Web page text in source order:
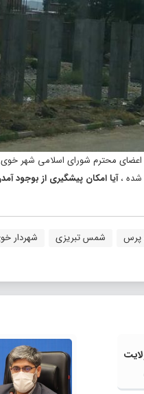
و اعضای محترم شورای اسلامی شهر
شده ،آیا امکان پیشگیری از بوجود
پرس شمس تبریزی شهردار